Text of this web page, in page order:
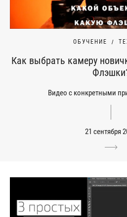
ОБУЧЕНИЕ
Как выбрать камеру
Видео с конкретными
21 сентября